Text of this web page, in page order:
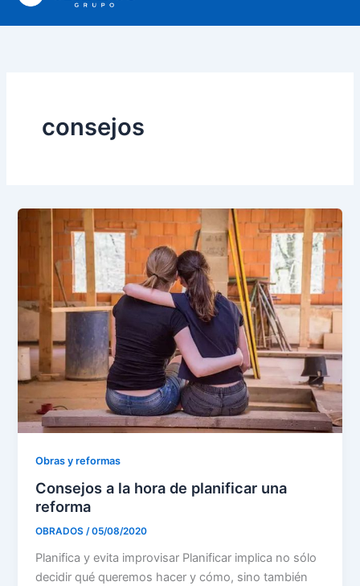
contenido
consejos
Obras y reformas
Consejos a la hora de planificar una
reforma
OBRADOS/05/08/2020
Planifica y evita improvisar Planificar implica no sólo
decidir qué queremos hacer y cómo, sino también